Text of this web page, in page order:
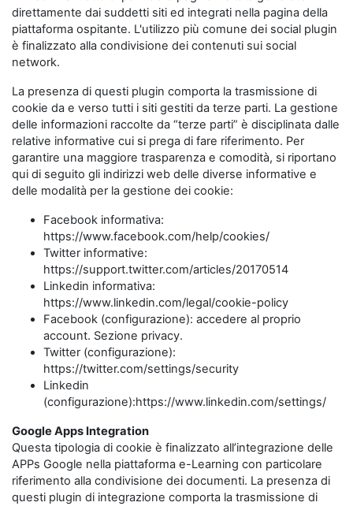
direttamente dai suddetti siti ed integrati nella pagina della
piattaforma ospitante. L'utilizzo più comune dei social plugin
è finalizzato alla condivisione dei contenuti sui social
network.
La presenza di questi plugin comporta la trasmissione di
cookie da e verso tutti i siti gestiti da terze parti. La gestione
delle informazioni raccolte da “terze parti” è disciplinata dalle
relative informative cui si prega di fare riferimento. Per
garantire una maggiore trasparenza e comodità, si riportano
qui di seguito gli indirizzi web delle diverse informative e
delle modalità per la gestione dei cookie:
Facebook informativa:
https://www.facebook.com/help/cookies/
Twitter informative:
https://support.twitter.com/articles/20170514
Linkedin informativa:
https://www.linkedin.com/legal/cookie-policy
Facebook (configurazione): accedere al proprio
account. Sezione privacy.
Twitter (configurazione):
https://twitter.com/settings/security
Linkedin
(configurazione):https://www.linkedin.com/settings/
Google Apps Integration
Questa tipologia di cookie è finalizzato all’integrazione delle
APPs Google nella piattaforma e-Learning con particolare
riferimento alla condivisione dei documenti. La presenza di
questi plugin di integrazione comporta la trasmissione di